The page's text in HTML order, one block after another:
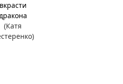
вкрасти
(Катя